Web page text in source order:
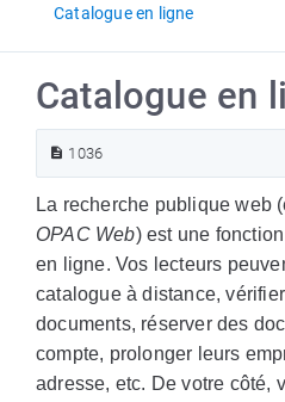
Catalogue en ligne
Catalogue en
1036
La recherche publique web
OPAC Web) est une
en ligne. Vos lecteurs
catalogue à distance,
documents, réserver des
compte, prolonger leurs
adresse, etc. De votre côté,